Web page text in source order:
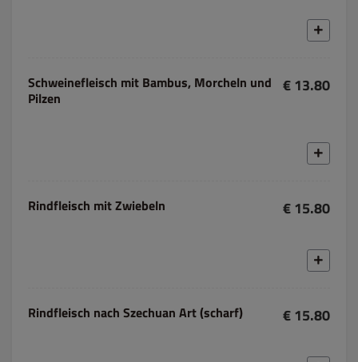
Schweinefleisch mit Bambus, Morcheln und
Pilzen
€ 13.80
Rindfleisch mit Zwiebeln € 15.80
Rindfleisch nach Szechuan Art (scharf) € 15.80